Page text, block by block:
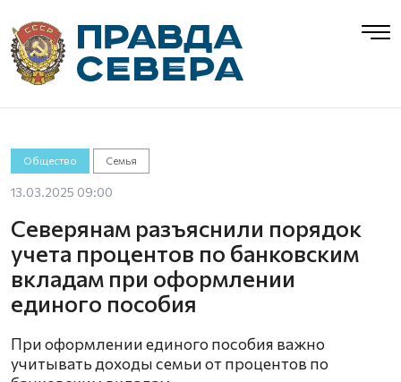
Общество Семья
13.03.2025 09:00
Северянам разъяснили порядок
учета процентов по банковским
вкладам при оформлении
единого пособия
При оформлении единого пособия важно
учитывать доходы семьи от процентов по